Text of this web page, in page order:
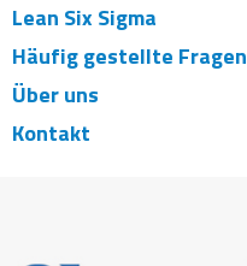
Lean Six Sigma
Häufig gestellte Fragen
Über uns
Kontakt